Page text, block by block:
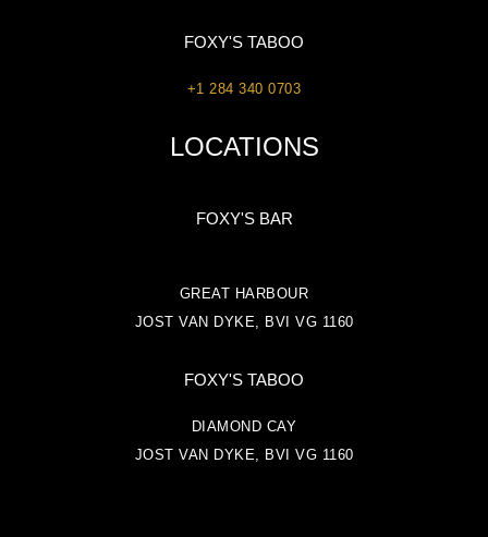
FOXY'S TABOO
+1 284 340 0703
LOCATIONS
FOXY'S BAR
GREAT HARBOUR
JOST VAN DYKE, BVI VG 1160
FOXY'S TABOO
DIAMOND CAY
JOST VAN DYKE, BVI VG 1160